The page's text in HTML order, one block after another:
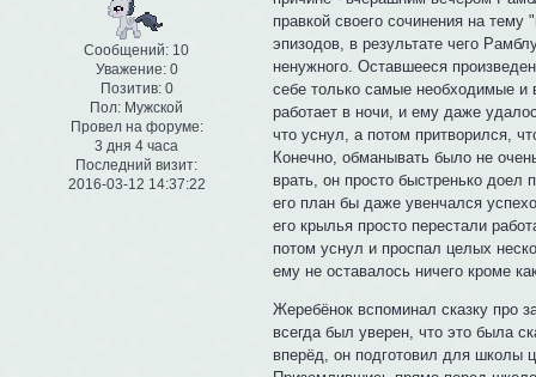
Сообщений: 10
Уважение: 0
Позитив: 0
Пол: Мужской
Провел на форуме:
3 дня 4 часа
Последний визит:
2016-03-12 14:37:22
правкой своего сочинения на
эпизодов, в результате чего
ненужного. Оставшееся
себе только самые необходимые
работает в ночи, и ему даже
что уснул, а потом притворился,
Конечно, обманывать было не
врать, он просто быстренько доел
его план бы даже увенчался
его крылья просто перестали
потом уснул и проспал целых
ему не оставалось ничего кроме
Жеребёнок вспоминал сказку про
всегда был уверен, что это была
вперёд, он подготовил для школы